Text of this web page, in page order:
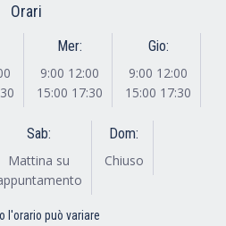
Orari
Mer:
9:00 12:00
15:00 17:30
Gio:
9:00 12:00
15:00 17:30
Sab:
Mattina su
Dom:
Chiuso
l'orario può variare